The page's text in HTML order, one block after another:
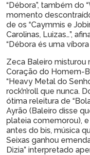
“Débora”, também do
momento
de os “Caymmis e
Carolinas, Luizas…”,
“Débora és uma
Zeca Baleiro misturou
Coração do Homem-
“Heavy Metal do
rock’n’roll que nunca.
ótima releitura de
Ayrão (Baleiro disse
plateia comemorou), e
antes do bis, música
Seixas ganhou
Dizia” interpretado